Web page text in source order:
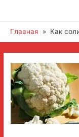
Главная Как